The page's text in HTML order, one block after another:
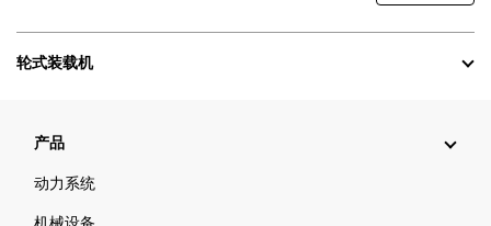
轮式装载机
产品
动力系统